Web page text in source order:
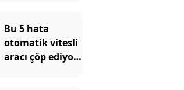
Bu 5 hata
otomatik vitesli
aracı çöp ediyor: